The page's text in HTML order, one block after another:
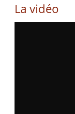
La vidéo